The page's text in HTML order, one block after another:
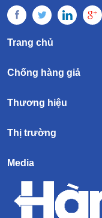
Trang chủ
Chống hàng giả
Thương hiệu
Thị trường
Media